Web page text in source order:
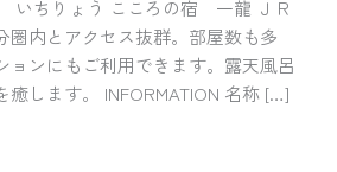
いちりょう こころの宿 一龍 ＪＲ
圏内とアクセス抜群。部屋数も多
ョンにもご利用できます。露天風呂
癒します。 INFORMATION 名称 […]